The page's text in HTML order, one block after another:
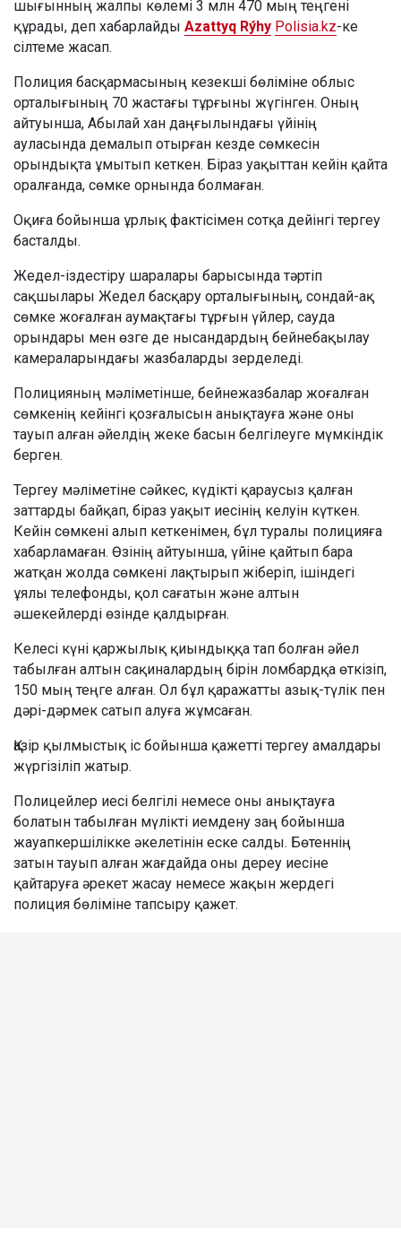
шығынның жалпы көлемі 3 млн 470 мың теңгені
құрады, деп хабарлайды Azattyq Rýhy Polisia.kz-ке
сілтеме жасап.
Полиция басқармасының кезекші бөліміне облыс
орталығының 70 жастағы тұрғыны жүгінген. Оның
айтуынша, Абылай хан даңғылындағы үйінің
ауласында демалып отырған кезде сөмкесін
орындықта ұмытып кеткен. Біраз уақыттан кейін қайта
оралғанда, сөмке орнында болмаған.
Оқиға бойынша ұрлық фактісімен сотқа дейінгі тергеу
басталды.
Жедел-іздестіру шаралары барысында тәртіп
сақшылары Жедел басқару орталығының, сондай-ақ
сөмке жоғалған аумақтағы тұрғын үйлер, сауда
орындары мен өзге де нысандардың бейнебақылау
камераларындағы жазбаларды зерделеді.
Полицияның мәліметінше, бейнежазбалар жоғалған
сөмкенің кейінгі қозғалысын анықтауға және оны
тауып алған әйелдің жеке басын белгілеуге мүмкіндік
берген.
Тергеу мәліметіне сәйкес, күдікті қараусыз қалған
заттарды байқап, біраз уақыт иесінің келуін күткен.
Кейін сөмкені алып кеткенімен, бұл туралы полицияға
хабарламаған. Өзінің айтуынша, үйіне қайтып бара
жатқан жолда сөмкені лақтырып жіберіп, ішіндегі
ұялы телефонды, қол сағатын және алтын
әшекейлерді өзінде қалдырған.
Келесі күні қаржылық қиындыққа тап болған әйел
табылған алтын сақиналардың бірін ломбардқа өткізіп,
150 мың теңге алған. Ол бұл қаражатты азық-түлік пен
дәрі-дәрмек сатып алуға жұмсаған.
Қазір қылмыстық іс бойынша қажетті тергеу амалдары
жүргізіліп жатыр.
Полицейлер иесі белгілі немесе оны анықтауға
болатын табылған мүлікті иемдену заң бойынша
жауапкершілікке әкелетінін еске салды. Бөтеннің
затын тауып алған жағдайда оны дереу иесіне
қайтаруға әрекет жасау немесе жақын жердегі
полиция бөліміне тапсыру қажет.